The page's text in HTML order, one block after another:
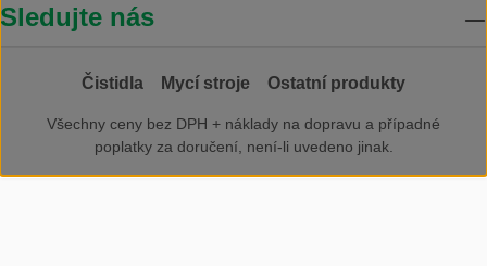
Sledujte nás
Čistidla Mycí stroje Ostatní produkty
Všechny ceny bez DPH + náklady na dopravu a případné
poplatky za doručení, není-li uvedeno jinak.